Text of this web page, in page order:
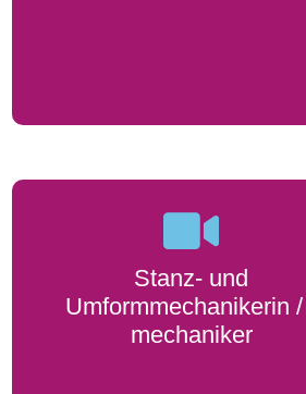
Stanz- und
Umformmechanikerin
mechaniker